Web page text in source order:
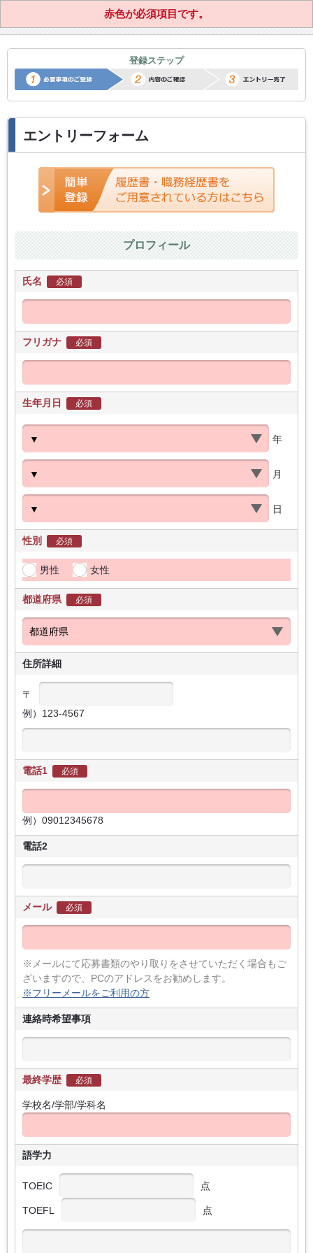
正社員転職サポートエントリー
登録ステップ
エントリーフォーム
プロフィール
氏名 必須
フリガナ 必須
生年月日 必須
年
月
日
性別 必須
男性 女性
都道府県 必須
住所詳細
〒
例）123-4567
電話1 必須
例）09012345678
電話2
メール 必須
※メールにて応募書類のやり取りをさせていただく場合もご
ざいますので、PCのアドレスをお勧めします。
※フリーメールをご利用の方
連絡時希望事項
最終学歴 必須
学校名/学部/学科名
語学力
TOEIC 点
TOEFL 点
赤色が必須項目です。